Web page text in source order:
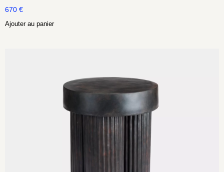
670 €
Ajouter au panier